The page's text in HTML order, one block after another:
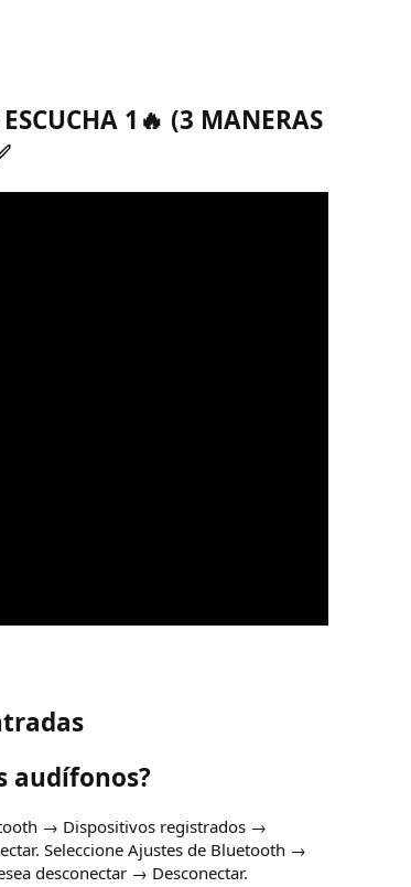
1🔥 (3 MANERAS
audífonos?
→ Dispositivos registrados →
Seleccione Ajustes de Bluetooth →
desconectar → Desconectar.